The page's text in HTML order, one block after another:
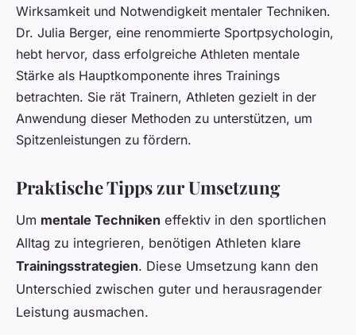
Wirksamkeit und Notwendigkeit mentaler Techniken.
Dr. Julia Berger, eine renommierte Sportpsychologin,
hebt hervor, dass erfolgreiche Athleten mentale
Stärke als Hauptkomponente ihres Trainings
betrachten. Sie rät Trainern, Athleten gezielt in der
Anwendung dieser Methoden zu unterstützen, um
Spitzenleistungen zu fördern.
Praktische Tipps zur Umsetzung
Um mentale Techniken effektiv in den sportlichen
Alltag zu integrieren, benötigen Athleten klare
Trainingsstrategien. Diese Umsetzung kann den
Unterschied zwischen guter und herausragender
Leistung ausmachen.